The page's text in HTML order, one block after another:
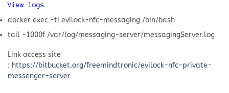
View logs
docker exec -ti evilock-nfc-messaging /bin/bash
tail -1000f /var/log/messaging-server/messagingServer.log
Link access site
: https://bitbucket.org/freemindtronic/evilock-nfc-private-
messenger-server